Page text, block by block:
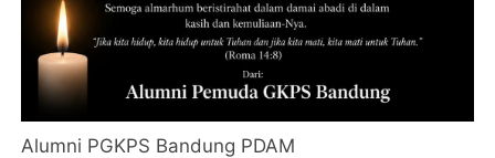
Alumni PGKPS Bandung PDAM